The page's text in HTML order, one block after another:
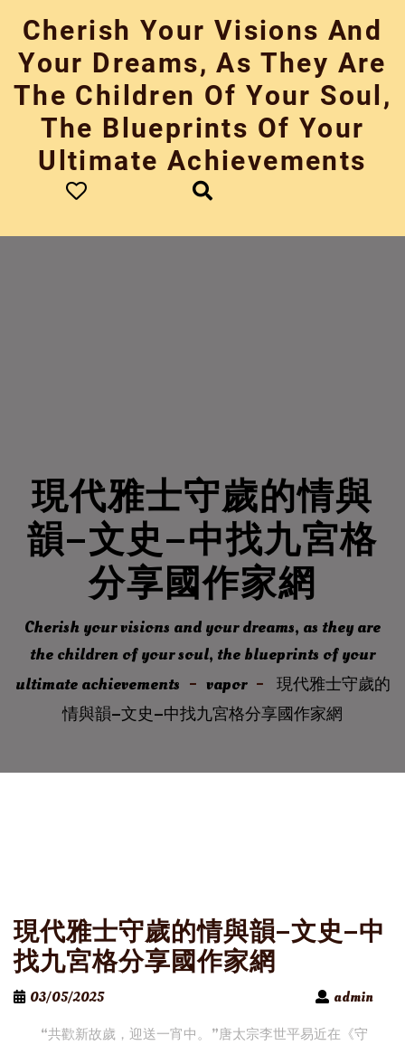
content
Cherish Your Visions And
Your Dreams, As They Are
The Children Of Your Soul,
The Blueprints Of Your
Ultimate Achievements
現代雅士守歲的情與
韻–文史–中找九宮格
分享國作家網
Cherish your visions and your dreams, as they are
the children of your soul, the blueprints of your
ultimate achievements
vapor
現代雅士守歲的
情與韻–文史–中找九宮格分享國作家網
現代雅士守歲的情與韻–文史–中
找九宮格分享國作家網
03/05/2025
admin
“共歡新故歲，迎送一宵中。”唐太宗李世平易近在《守